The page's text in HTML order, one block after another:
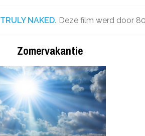
TRULY NAKED. Deze film werd door
Zomervakantie